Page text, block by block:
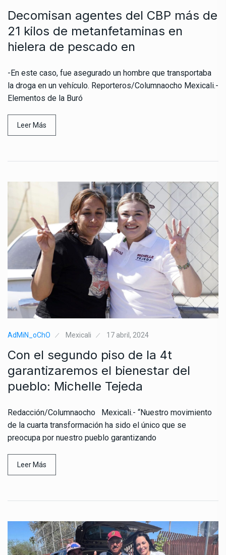
Decomisan agentes del CBP más de
21 kilos de metanfetaminas en
hielera de pescado en
-En este caso, fue asegurado un hombre que transportaba
la droga en un vehículo. Reporteros/Columnaocho Mexicali.-
Elementos de la Buró
Leer Más
AdMiN_oChO Mexicali 17 abril, 2024
Con el segundo piso de la 4t
garantizaremos el bienestar del
pueblo: Michelle Tejeda
Redacción/Columnaocho Mexicali.- “Nuestro movimiento
de la cuarta transformación ha sido el único que se
preocupa por nuestro pueblo garantizando
Leer Más